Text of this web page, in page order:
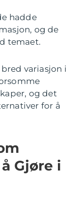
hadde
og de
temaet.
variasjon i
og det
for å
Gjøre i